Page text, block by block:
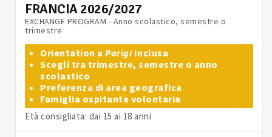
FRANCIA 2026/2027
EXCHANGE PROGRAM - Anno scolastico, semestre o
trimestre
Orientation a ParigiInclusa
Scegli tra trimestre, semestre o anno
scolastico
Preferenza di area geografica
Famiglia ospitante volontaria
Età consigliata: dai 15 ai 18 anni